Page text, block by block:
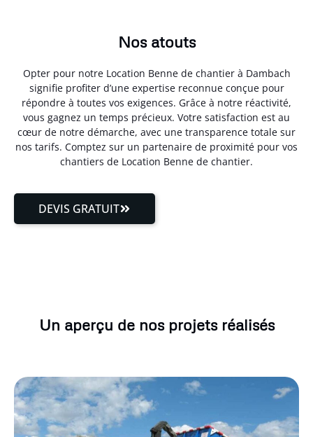
Nos atouts
Opter pour notre Location Benne de chantier à Dambach
signifie profiter d’une expertise reconnue conçue pour
répondre à toutes vos exigences. Grâce à notre réactivité,
vous gagnez un temps précieux. Votre satisfaction est au
cœur de notre démarche, avec une transparence totale sur
nos tarifs. Comptez sur un partenaire de proximité pour vos
chantiers de Location Benne de chantier.
DEVIS GRATUIT
Un aperçu de nos projets réalisés